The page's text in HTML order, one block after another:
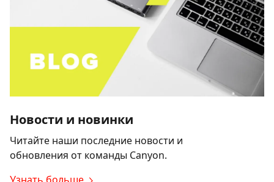
Новости и новинки
Читайте наши последние новости и
обновления от команды Canyon.